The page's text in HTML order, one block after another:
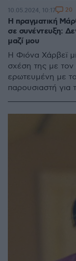
Η πραγματική
σε συνέντευξη:
μαζί μου
H Φιόνα Χάρβεϊ
σχέση της με
ερωτευμένη με
παρουσιαστή για
10.05.2024, 10:17 20